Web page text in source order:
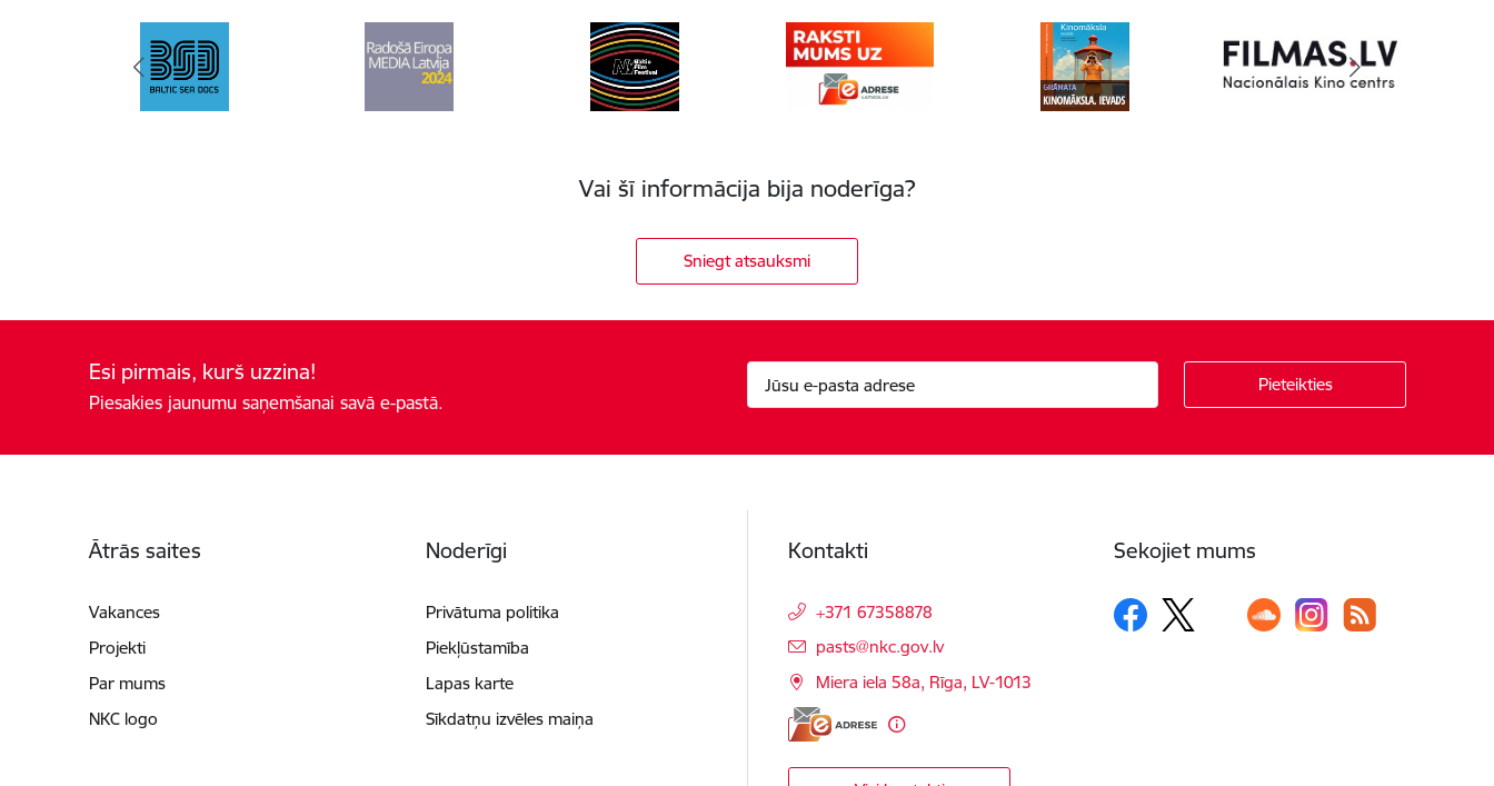
Vai šī informācija bija noderīga?
Sniegt atsauksmi
Esi pirmais, kurš uzzina!
Piesakies jaunumu saņemšanai savā e-pastā.
Ātrās saites
Vakances
Projekti
Par mums
NKC logo
Noderīgi
Privātuma politika
Piekļūstamība
Lapas karte
Sīkdatņu izvēles maiņa
Kontakti
+371 67358878
E-pasts:
pasts@nkc.gov.lv
Miera iela 58a, Rīga, LV-1013
Sekojiet mums